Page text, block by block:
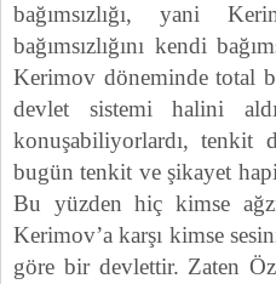
bağımsızlığı, yani
bağımsızlığını kendi
Kerimov döneminde total
devlet sistemi halini
konuşabiliyorlardı, tenkit
bugün tenkit ve şikayet
Bu yüzden hiç kimse
Kerimov’a karşı kimse
göre bir devlettir. Zaten